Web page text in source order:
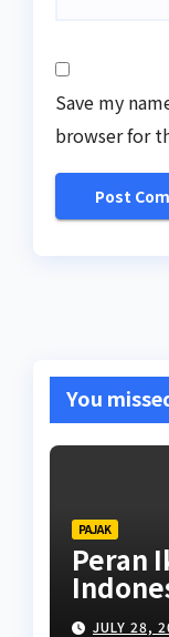
Save my
browser for
You
PAJAK
Peran
JULY 28,